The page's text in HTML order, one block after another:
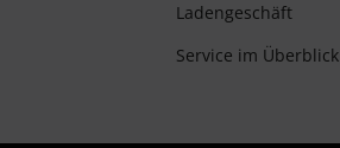
Ladengeschäft
Service im Überblick